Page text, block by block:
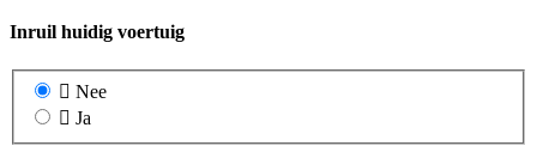
Inruil huidig voertuig
Nee
Ja